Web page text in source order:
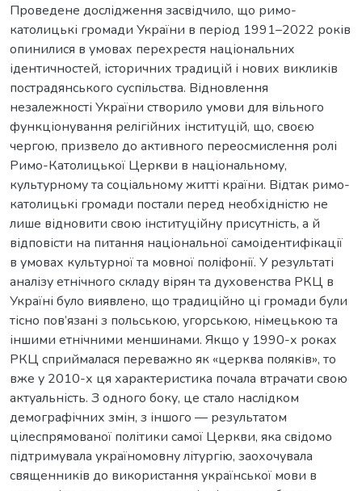
Проведене дослідження засвідчило, що римо-
католицькі громади України в період 1991–2022 років
опинилися в умовах перехрестя національних
ідентичностей, історичних традицій і нових викликів
пострадянського суспільства. Відновлення
незалежності України створило умови для вільного
функціонування релігійних інституцій, що, своєю
чергою, призвело до активного переосмислення ролі
Римо-Католицької Церкви в національному,
культурному та соціальному житті країни. Відтак римо-
католицькі громади постали перед необхідністю не
лише відновити свою інституційну присутність, а й
відповісти на питання національної самоідентифікації
в умовах культурної та мовної поліфонії. У результаті
аналізу етнічного складу вірян та духовенства РКЦ в
Україні було виявлено, що традиційно ці громади були
тісно пов’язані з польською, угорською, німецькою та
іншими етнічними меншинами. Якщо у 1990-х роках
РКЦ сприймалася переважно як «церква поляків», то
вже у 2010-х ця характеристика почала втрачати свою
актуальність. З одного боку, це стало наслідком
демографічних змін, з іншого — результатом
цілеспрямованої політики самої Церкви, яка свідомо
підтримувала україномовну літургію, заохочувала
священників до використання української мови в